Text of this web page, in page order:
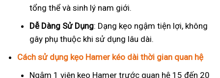
tổng thể và sinh lý nam giới.
Dễ Dàng Sử Dụng: Dạng kẹo ngậm tiện lợi, không
gây phụ thuộc khi sử dụng lâu dài.
Cách sử dụng kẹo Hamer kéo dài thời gian quan hệ
Ngậm 1 viên kẹo Hamer trước quan hệ 15 đến 20